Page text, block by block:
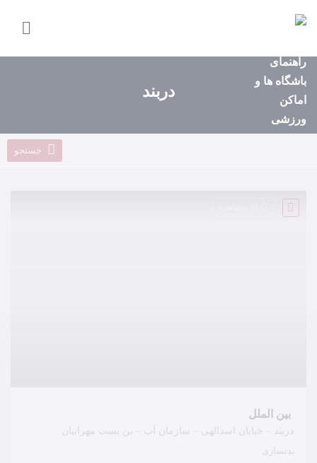
صفحه
استان‌ها
باشگاه‌ها
دربند
جستجو
بین الملل
دربند – خیابان اسدالهی – سازمان آب – بن بست مهرابیان
بدنسازی